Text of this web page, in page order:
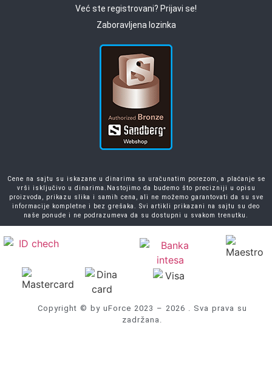
Već ste registrovani? Prijavi se!
Zaboravljena lozinka
Cene na sajtu su iskazane u dinarima sa uračunatim porezom, a plaćanje se
vrši isključivo u dinarima.Nastojimo da budemo što precizniji u opisu
proizvoda, prikazu slika i samih cena, ali ne možemo garantovati da su sve
informacije kompletne i bez grešaka. Svi artikli prikazani na sajtu su deo
naše ponude i ne podrazumeva da su dostupni u svakom trenutku.
Copyright © by uForce 2023 – 2026 . Sva prava su
zadržana.